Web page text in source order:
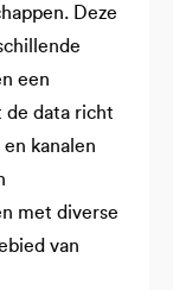
Deze
een
de data richt
kanalen
met diverse
van